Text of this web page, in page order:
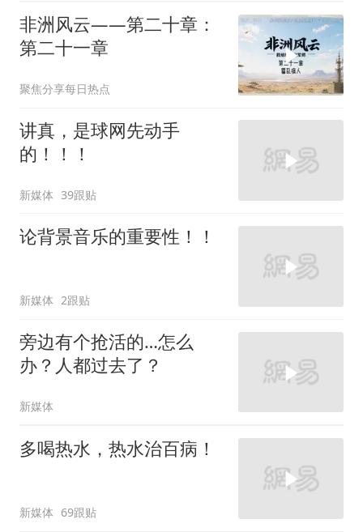
非洲风云——第二十章：
第二十一章
聚焦分享每日热点
讲真，是球网先动手
的！！！
新媒体 39跟贴
论背景音乐的重要性！！
新媒体 2跟贴
旁边有个抢活的…怎么
办？人都过去了？
新媒体
多喝热水，热水治百病！
新媒体 69跟贴